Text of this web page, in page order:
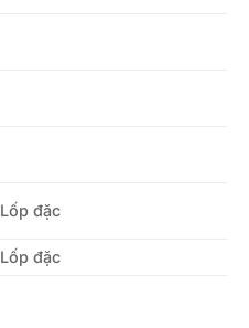
Lốp đặc
Lốp đặc